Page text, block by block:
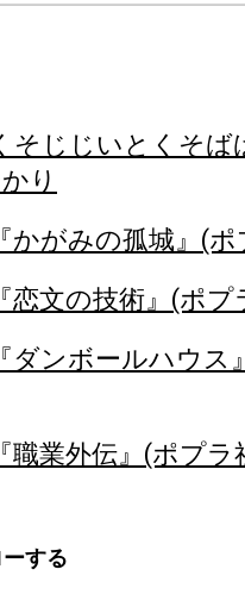
そじじいとくそ
り
かがみの孤城』(
恋文の技術』(ポプ
ダンボールハウス
職業外伝』(ポプラ
ーする